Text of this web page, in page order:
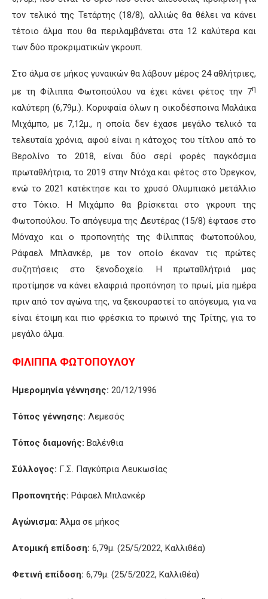
τον τελικό της Τετάρτης (18/8), αλλιώς θα θέλει να κάνει
τέτοιο άλμα που θα περιλαμβάνεται στα 12 καλύτερα και
των δύο προκριματικών γκρουπ.
Στο άλμα σε μήκος γυναικών θα λάβουν μέρος 24 αθλήτριες,
με τη Φίλιππα Φωτοπούλου να έχει κάνει φέτος την 7η
καλύτερη (6,79μ.). Κορυφαία όλων η οικοδέσποινα Μαλάικα
Μιχάμπο, με 7,12μ., η οποία δεν έχασε μεγάλο τελικό τα
τελευταία χρόνια, αφού είναι η κάτοχος του τίτλου από το
Βερολίνο το 2018, είναι δύο σερί φορές παγκόσμια
πρωταθλήτρια, το 2019 στην Ντόχα και φέτος στο Όρεγκον,
ενώ το 2021 κατέκτησε και το χρυσό Ολυμπιακό μετάλλιο
στο Τόκιο. Η Μιχάμπο θα βρίσκεται στο γκρουπ της
Φωτοπούλου. Το απόγευμα της Δευτέρας (15/8) έφτασε στο
Μόναχο και ο προπονητής της Φίλιππας Φωτοπούλου,
Ράφαελ Μπλανκέρ, με τον οποίο έκαναν τις πρώτες
συζητήσεις στο ξενοδοχείο. Η πρωταθλήτριά μας
προτίμησε να κάνει ελαφριά προπόνηση το πρωί, μία ημέρα
πριν από τον αγώνα της, να ξεκουραστεί το απόγευμα, για να
είναι έτοιμη και πιο φρέσκια το πρωινό της Τρίτης, για το
μεγάλο άλμα.
ΦΙΛΙΠΠΑ ΦΩΤΟΠΟΥΛΟΥ
Ημερομηνία γέννησης: 20/12/1996
Τόπος γέννησης: Λεμεσός
Τόπος διαμονής: Βαλένθια
Σύλλογος: Γ.Σ. Παγκύπρια Λευκωσίας
Προπονητής: Ράφαελ Μπλανκέρ
Αγώνισμα: Άλμα σε μήκος
Ατομική επίδοση: 6,79μ. (25/5/2022, Καλλιθέα)
Φετινή επίδοση: 6,79μ. (25/5/2022, Καλλιθέα)